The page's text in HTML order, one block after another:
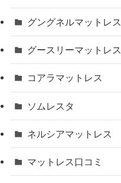
グングネルマットレス
グースリーマットレス
コアラマットレス
ソムレスタ
ネルシアマットレス
マットレス口コミ